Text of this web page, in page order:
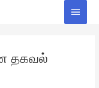
Main
தகவல்